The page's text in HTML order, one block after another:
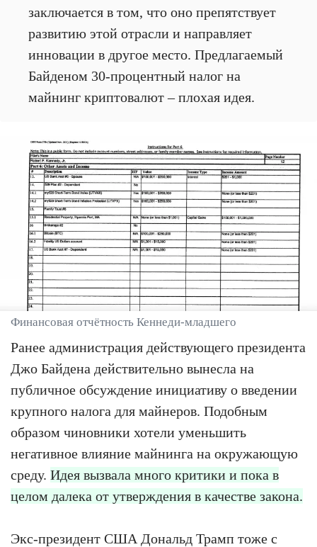
заключается в том, что оно препятствует
развитию этой отрасли и направляет
инновации в другое место. Предлагаемый
Байденом 30-процентный налог на
майнинг криптовалют – плохая идея.
Финансовая отчётность Кеннеди-младшего
Ранее администрация действующего президента
Джо Байдена действительно вынесла на
публичное обсуждение инициативу о введении
крупного налога для майнеров. Подобным
образом чиновники хотели уменьшить
негативное влияние майнинга на окружающую
среду. Идея вызвала много критики и пока в
целом далека от утверждения в качестве закона.
Экс-президент США Дональд Трамп тоже с